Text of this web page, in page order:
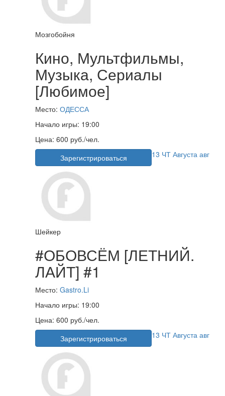
Мозгобойня
Кино, Мультфильмы,
Музыка, Сериалы
[Любимое]
Место: ОДЕССА
Начало игры: 19:00
Цена: 600 руб./чел.
Зарегистрироваться
13 ЧТ Августа авг
Шейкер
#ОБОВСЁМ [ЛЕТНИЙ.
ЛАЙТ] #1
Место: Gastro.Li
Начало игры: 19:00
Цена: 600 руб./чел.
Зарегистрироваться
13 ЧТ Августа авг